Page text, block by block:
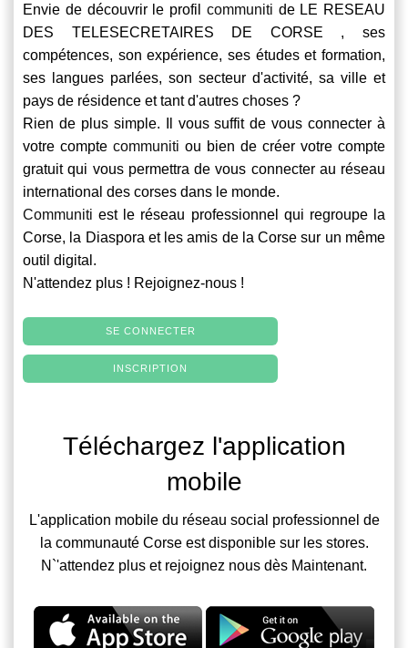
Envie de découvrir le profil communiti de LE RESEAU
DES TELESECRETAIRES DE CORSE , ses
compétences, son expérience, ses études et formation,
ses langues parlées, son secteur d'activité, sa ville et
pays de résidence et tant d'autres choses ?
Rien de plus simple. Il vous suffit de vous connecter à
votre compte communiti ou bien de créer votre compte
gratuit qui vous permettra de vous connecter au réseau
international des corses dans le monde.
Communiti est le réseau professionnel qui regroupe la
Corse, la Diaspora et les amis de la Corse sur un même
outil digital.
N'attendez plus ! Rejoignez-nous !
SE CONNECTER
INSCRIPTION
Téléchargez l'application
mobile
L'application mobile du réseau social professionnel de
la communauté Corse est disponible sur les stores.
N`'attendez plus et rejoignez nous dès Maintenant.